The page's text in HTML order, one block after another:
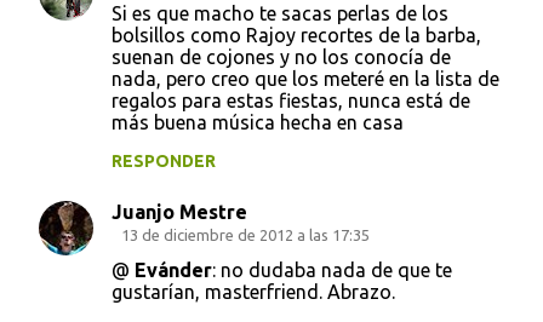
Si es que macho te sacas perlas de los
bolsillos como Rajoy recortes de la barba,
suenan de cojones y no los conocía de
nada, pero creo que los meteré en la lista de
regalos para estas fiestas, nunca está de
más buena música hecha en casa
RESPONDER
Juanjo Mestre
13 de diciembre de 2012 a las 17:35
@ Evánder: no dudaba nada de que te
gustarían, masterfriend. Abrazo.